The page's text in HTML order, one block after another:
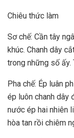
Chiêu thức làm
Sơ chế: Cần tây
khúc. Chanh dây
trong những số ấy.
Pha chế: Ép luân
ép luôn chanh dây
nước ép hai nhiên
hòa tan rồi chiêm